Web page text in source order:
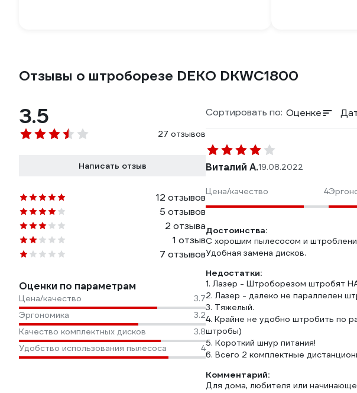
Отзывы о штроборезе DEKO DKWC1800
3.5
27 отзывов
Написать отзыв
12 отзывов
5 отзывов
2 отзыва
1 отзыв
7 отзывов
Оценки по параметрам
Цена/качество
3.7
Эргономика
3.2
Качество комплектных дисков
3.8
Удобство использования пылесоса
4
Сортировать по: Оценке
Виталий А.19.08.2022
Цена/качество 4
Достоинства:
С хорошим пылесосом и
Удобная замена дисков.
Недостатки:
1. Лазер - Штроборезом штробят
2. Лазер - далеко не параллелен
3. Тяжелый.
4. Крайне не удобно штробить по
штробы)
5. Короткий шнур питания!
6. Всего 2 комплектные
Комментарий:
Для дома, любителя или